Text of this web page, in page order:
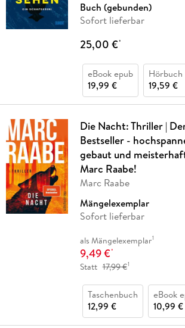
Buch (gebunden)
Sofort lieferbar
25,00 €*
eBook epub
19,99 €
Hörbuch
19,59 €
Die Nacht: Thriller |
Bestseller -
gebaut und
Marc Raabe!
Marc Raabe
Mängelexemplar
Sofort lieferbar
als Mängelexemplar1
9,49 €*
Statt 17,99 €1
Taschenbuch
12,99 €
eBook
10,99 €